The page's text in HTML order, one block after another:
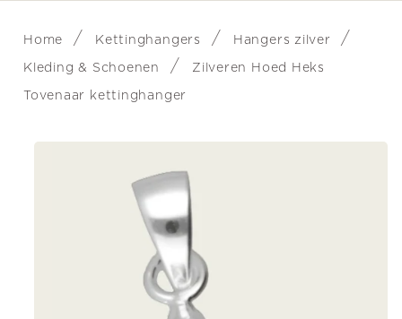
Home / Kettinghangers / Hangers zilver /
Kleding & Schoenen / Zilveren Hoed Heks
Tovenaar kettinghanger